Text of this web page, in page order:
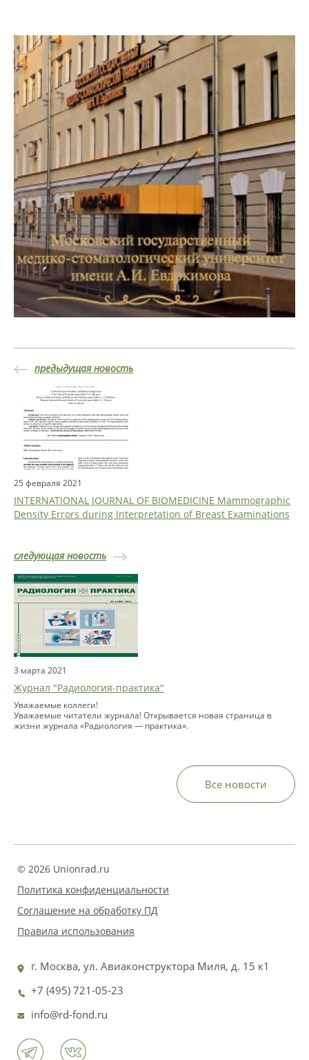
предыдущая новость
25 февраля 2021
INTERNATIONAL JOURNAL OF BIOMEDICINE Mammographic
Density Errors during Interpretation of Breast Examinations
следующая новость
3 марта 2021
Журнал "Радиология-практика"
Уважаемые коллеги!
Уважаемые читатели журнала! Открывается новая страница в
жизни журнала «Радиология — практика».
Все новости
© 2026 Unionrad.ru
Политика конфиденциальности
Соглашение на обработку ПД
Правила использования
г. Москва, ул. Авиаконструктора Миля, д. 15 к1
+7 (495) 721-05-23
info@rd-fond.ru